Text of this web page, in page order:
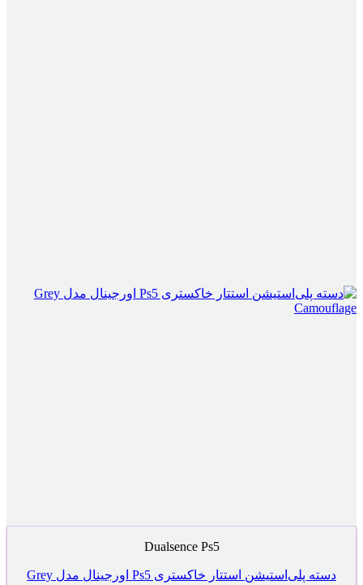
Dualsence Ps5
دسته پلی‌استیشن استتار خاکستری Ps5 اورجینال مدل Grey